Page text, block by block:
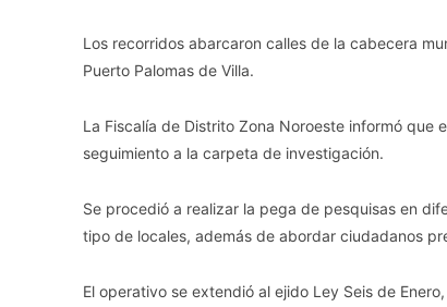
Los recorridos abarcaron calles de la cabecera
Puerto Palomas de Villa.
La Fiscalía de Distrito Zona Noroeste informó
seguimiento a la carpeta de investigación.
Se procedió a realizar la pega de pesquisas en
tipo de locales, además de abordar ciudadanos
El operativo se extendió al ejido Ley Seis de